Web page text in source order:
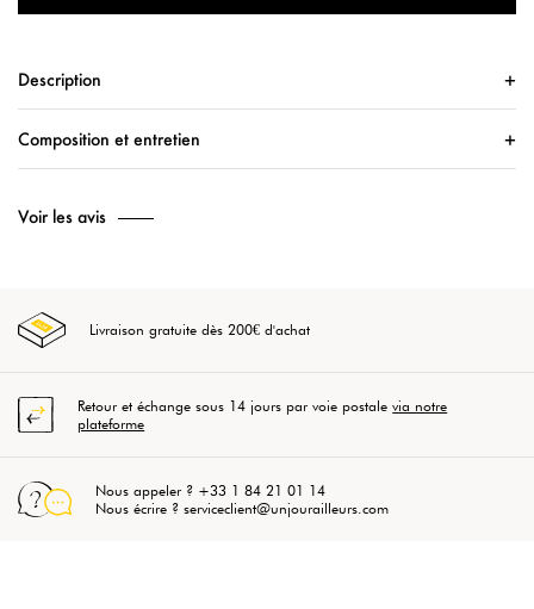
Description
Composition et entretien
Voir les avis
Livraison gratuite dès 200€ d'achat
Retour et échange sous 14 jours par voie postalevia notre
plateforme
Nous appeler ? +33 1 84 21 01 14
Nous écrire ? serviceclient@unjourailleurs.com